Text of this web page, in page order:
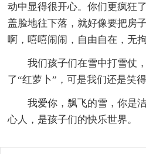
动中显得很开心。你们更疯狂
盖脸地往下落，就好像要把房
啊，嘻嘻闹闹，自由自在，无拘
我们孩子们在雪中打雪仗
了“红萝卜”，可是我们还是笑
我爱你，飘飞的雪，你是
心人，是孩子们的快乐世界。